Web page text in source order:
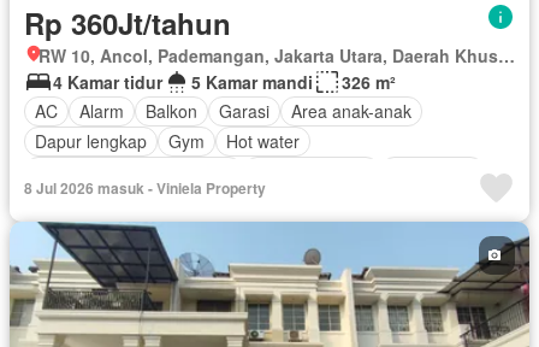
Rp 360Jt/tahun
RW 10, Ancol, Pademangan, Jakarta Utara, Daerah Khusus Ibukota Jakarta
4 Kamar tidur
5 Kamar mandi
326 m²
AC
Alarm Balkon Garasi
Area anak-anak
Dapur lengkap
Gym
Hot water
Kolam renang
Telephone
Berperabot lengkap
8 Jul 2026 masuk - Viniela Property